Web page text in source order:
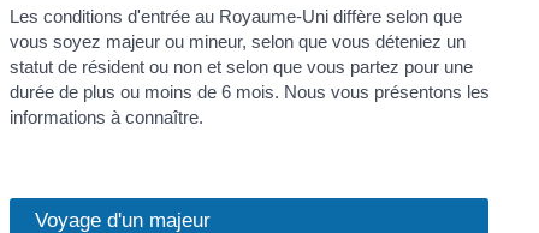
Les conditions d'entrée au Royaume-Uni diffère selon que
vous soyez majeur ou mineur, selon que vous déteniez un
statut de résident ou non et selon que vous partez pour une
durée de plus ou moins de 6 mois. Nous vous présentons les
informations à connaître.
Voyage d'un majeur